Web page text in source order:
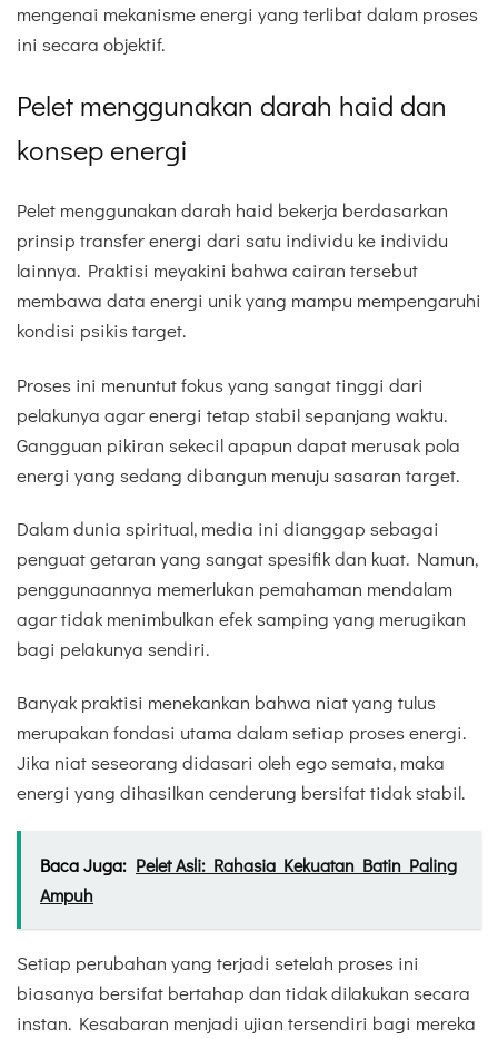
mengenai mekanisme energi yang terlibat dalam proses
ini secara objektif.
Pelet menggunakan darah haid dan
konsep energi
Pelet menggunakan darah haid bekerja berdasarkan
prinsip transfer energi dari satu individu ke individu
lainnya. Praktisi meyakini bahwa cairan tersebut
membawa data energi unik yang mampu mempengaruhi
kondisi psikis target.
Proses ini menuntut fokus yang sangat tinggi dari
pelakunya agar energi tetap stabil sepanjang waktu.
Gangguan pikiran sekecil apapun dapat merusak pola
energi yang sedang dibangun menuju sasaran target.
Dalam dunia spiritual, media ini dianggap sebagai
penguat getaran yang sangat spesifik dan kuat. Namun,
penggunaannya memerlukan pemahaman mendalam
agar tidak menimbulkan efek samping yang merugikan
bagi pelakunya sendiri.
Banyak praktisi menekankan bahwa niat yang tulus
merupakan fondasi utama dalam setiap proses energi.
Jika niat seseorang didasari oleh ego semata, maka
energi yang dihasilkan cenderung bersifat tidak stabil.
Baca Juga: Pelet Asli: Rahasia Kekuatan Batin Paling
Ampuh
Setiap perubahan yang terjadi setelah proses ini
biasanya bersifat bertahap dan tidak dilakukan secara
instan. Kesabaran menjadi ujian tersendiri bagi mereka